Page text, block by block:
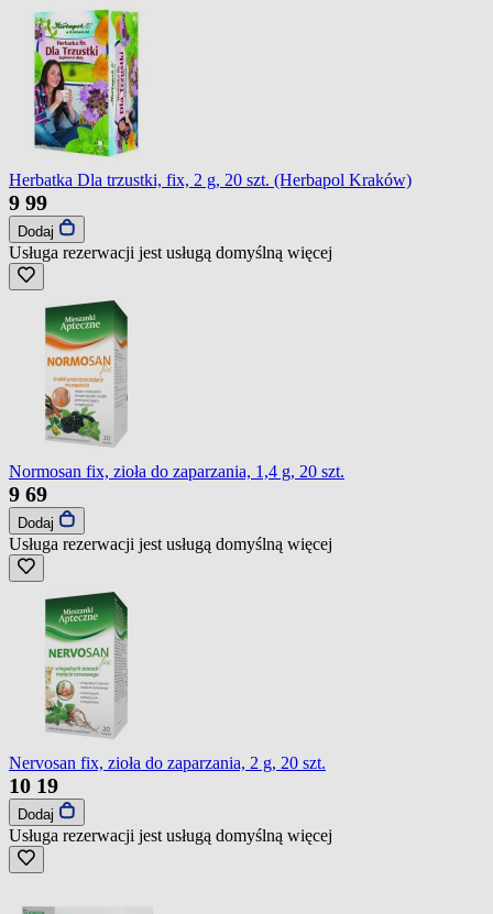
Herbatka Dla trzustki, fix, 2 g, 20 szt. (Herbapol Kraków)
9 99
Dodaj
Usługa rezerwacji jest usługą domyślną więcej
Normosan fix, zioła do zaparzania, 1,4 g, 20 szt.
9 69
Dodaj
Usługa rezerwacji jest usługą domyślną więcej
Nervosan fix, zioła do zaparzania, 2 g, 20 szt.
10 19
Dodaj
Usługa rezerwacji jest usługą domyślną więcej